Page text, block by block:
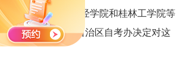
范大学、广西财经学院和桂林工学院等
学组织。近日，自治区自考办决定对这